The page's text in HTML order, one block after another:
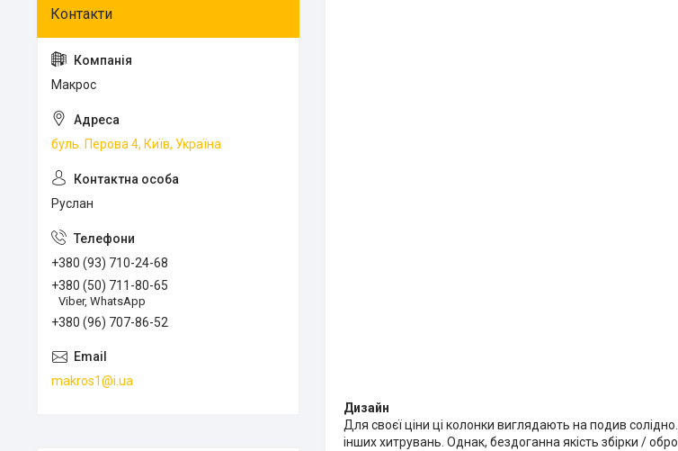
Дизайн
Для своєї ціни ці колонки виглядають на подив
інших хитрувань. Однак, бездоганна якість збірки /
Макрос
буль. Перова 4, Київ, Україна
Руслан
+380 (93) 710-24-68
+380 (50) 711-80-65
Viber, WhatsApp
+380 (96) 707-86-52
makros1@i.ua